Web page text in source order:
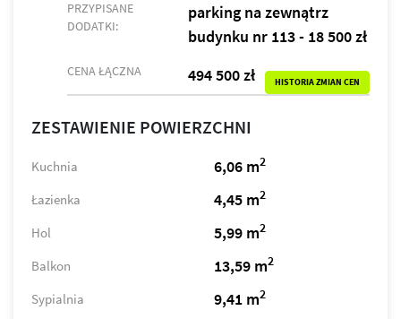
PRZYPISANE
DODATKI:
parking na zewnątrz
budynku nr 113 - 18 500 zł
CENA ŁĄCZNA 494 500 zł HISTORIA ZMIAN CEN
ZESTAWIENIE POWIERZCHNI
Kuchnia 6,06 m2
Łazienka 4,45 m2
Hol 5,99 m2
Balkon 13,59 m2
Sypialnia 9,41 m2